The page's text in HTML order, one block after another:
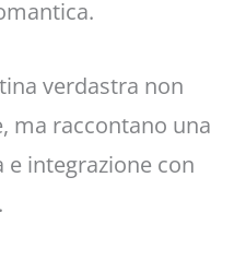
verdastra non
ma raccontano una
integrazione con